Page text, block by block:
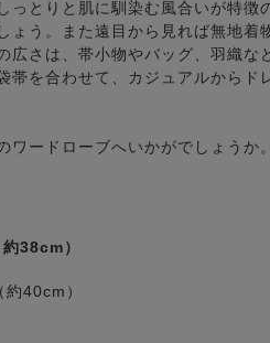
っとりと肌に馴染む風合いが特徴
ょう。また遠目から見れば無地着
広さは、帯小物やバッグ、羽織な
帯を合わせて、カジュアルからド
ワードローブへいかがでしょうか
38cm）
40cm）